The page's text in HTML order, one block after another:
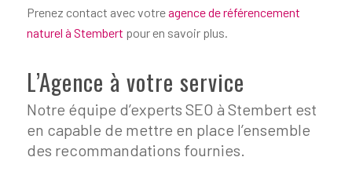
Prenez contact avec votreagence de référencement
naturel à Stembert pour en savoir plus.
L’Agence à votre service
Notre équipe d’experts SEO à Stembert est
en capable de mettre en place l’ensemble
des recommandations fournies.